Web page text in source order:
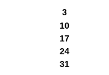
3
10
17
24
31